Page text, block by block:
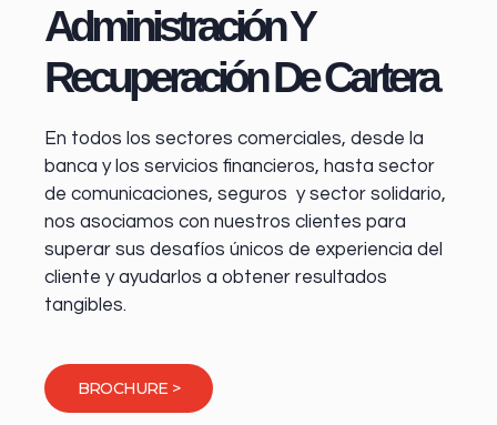
Administración Y
Recuperación De Cartera
En todos los sectores comerciales, desde la
banca y los servicios financieros, hasta sector
de comunicaciones, seguros y sector solidario,
nos asociamos con nuestros clientes para
superar sus desafíos únicos de experiencia del
cliente y ayudarlos a obtener resultados
tangibles.
BROCHURE >